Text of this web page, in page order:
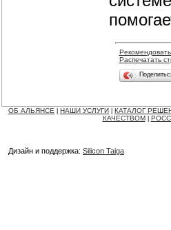
Распечатать
ОБ АЛЬЯНСЕ НАШИ УСЛУГИ КАТАЛОГ
КАЧЕСТВОМ
Дизайн и поддержка: Silicon Taiga